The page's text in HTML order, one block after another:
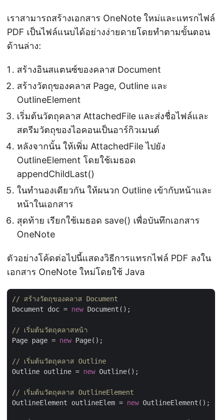
เราสามารถสร้างเอกสาร OneNote ใหม่และแทรกไฟล์
PDF เป็นไฟล์แนบได้อย่างง่ายดายโดยทำตามขั้นตอน
ด้านล่าง:
สร้างอินสแตนซ์ของคลาส Document
สร้างวัตถุของคลาส Page, Outline และ
OutlineElement
เริ่มต้นวัตถุคลาส AttachedFile และส่งชื่อไฟล์และ
สตรีมวัตถุของไอคอนเป็นอาร์กิวเมนต์
หลังจากนั้น ให้เพิ่ม AttachedFile ไปยัง
OutlineElement โดยใช้เมธอด
appendChildLast()
ในทำนองเดียวกัน ให้ผนวก Outline เข้ากับหน้าและ
หน้าในเอกสาร
สุดท้าย เรียกใช้เมธอด save() เพื่อบันทึกเอกสาร
OneNote
ตัวอย่างโค้ดต่อไปนี้แสดงวิธีการแทรกไฟล์ PDF ลงใน
เอกสาร OneNote ใหม่โดยใช้ Java
// สร้างวัตถุของคลาส Document
Document doc = new Document();
// เริ่มต้นวัตถุคลาสหน้า
Page page = new Page();
// เริ่มต้นวัตถุคลาส Outline
Outline outline = new Outline();
// เริ่มต้นวัตถุคลาส OutlineElement
OutlineElement outlineElem = new OutlineElement();